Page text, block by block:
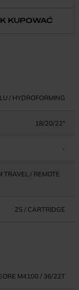
KUPOWAĆ
/ HYDROFORMING
18/20/22"
-
TRAVEL / REMOTE
ZS / CARTRIDGE
M4100 / 36/22T